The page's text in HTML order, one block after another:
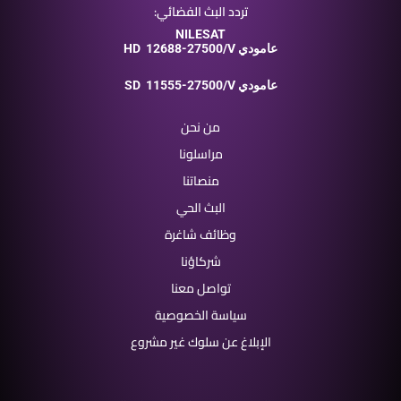
تردد البث الفضائي:
NILESAT
HD
12688-27500/V عامودي
SD 11555-27500/V عامودي
من نحن
مراسلونا
منصاتنا
البث الحي
وظائف شاغرة
شركاؤنا
تواصل معنا
سياسة الخصوصية
الإبلاغ عن سلوك غير مشروع